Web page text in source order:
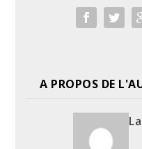
A PROPOS DE